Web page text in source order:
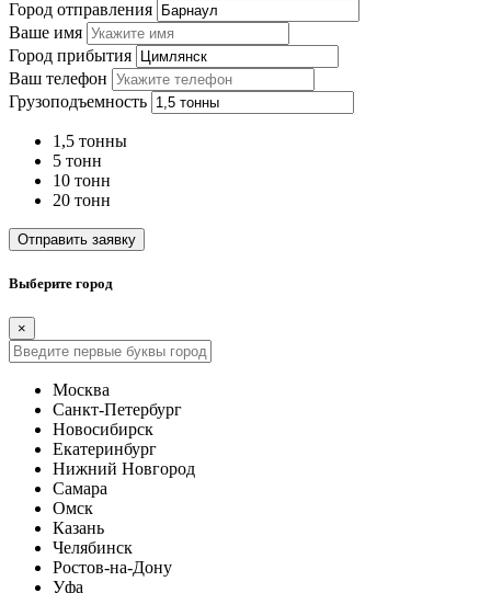
Город отправления
Ваше имя
Город прибытия
Ваш телефон
Грузоподъемность
1,5 тонны
5 тонн
10 тонн
20 тонн
Отправить заявку
Выберите город
×
Москва
Санкт-Петербург
Новосибирск
Екатеринбург
Нижний Новгород
Самара
Омск
Казань
Челябинск
Ростов-на-Дону
Уфа